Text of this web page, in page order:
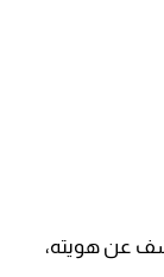
عن هويته،